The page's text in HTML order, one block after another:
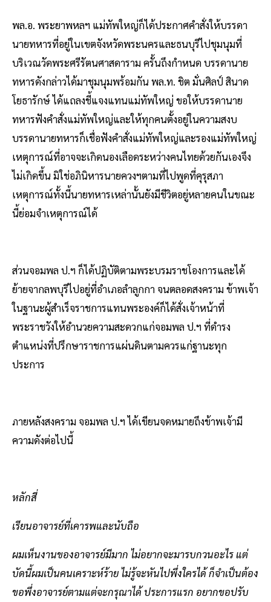
พล.อ. พระยาพหลฯ แม่ทัพใหญ่ก็ได้ประกาศคำสั่งให้บรรดา
นายทหารที่อยู่ในเขตจังหวัดพระนครและธนบุรีไปชุมนุมที่
บริเวณวัดพระศรีรัตนศาสดาราม ครั้นถึงกำหนด บรรดานาย
ทหารดังกล่าวได้มาชุมนุมพร้อมกัน พล.ท. ชิต มั่นศิลป์ สินาด
โยธารักษ์ ได้แถลงชี้แจงแทนแม่ทัพใหญ่ ขอให้บรรดานาย
ทหารฟังคำสั่งแม่ทัพใหญ่และให้ทุกคนตั้งอยู่ในความสงบ
บรรดานายทหารก็เชื่อฟังคำสั่งแม่ทัพใหญ่และรองแม่ทัพใหญ่
เหตุการณ์ที่อาจจะเกิดนองเลือดระหว่างคนไทยด้วยกันเองจึง
ไม่เกิดขึ้น มิใช่อภินิหารนายควงฯตามที่ไปพูดที่คุรุสภา
เหตุการณ์ทั้งนี้นายทหารเหล่านั้นยังมีชีวิตอยู่หลายคนในขณะ
นี้ย่อมจำเหตุการณ์ได้
ส่วนจอมพล ป.ฯ ก็ได้ปฏิบัติตามพระบรมราชโองการและได้
ย้ายจากลพบุรีไปอยู่ที่อำเภอลำลูกกา จนตลอดสงคราม ข้าพเจ้า
ในฐานะผู้สำเร็จราชการแทนพระองค์ก็ได้สั่งเจ้าหน้าที่
พระราชวังให้อำนวยความสะดวกแก่จอมพล ป.ฯ ที่ดำรง
ตำแหน่งที่ปรึกษาราชการแผ่นดินตามควรแก่ฐานะทุก
ประการ
ภายหลังสงคราม จอมพล ป.ฯ ได้เขียนจดหมายถึงข้าพเจ้ามี
ความดังต่อไปนี้
หลักสี่
เรียนอาจารย์ที่เคารพและนับถือ
ผมเห็นงานของอาจารย์มีมาก ไม่อยากจะมารบกวนอะไร แต่
บัดนี้ผมเป็นคนเคราะห์ร้าย ไม่รู้จะหันไปพึ่งใครได้ ก็จำเป็นต้อง
ขอพึ่งอาจารย์ตามแต่จะกรุณาได้ ประการแรก อยากขอปรับ